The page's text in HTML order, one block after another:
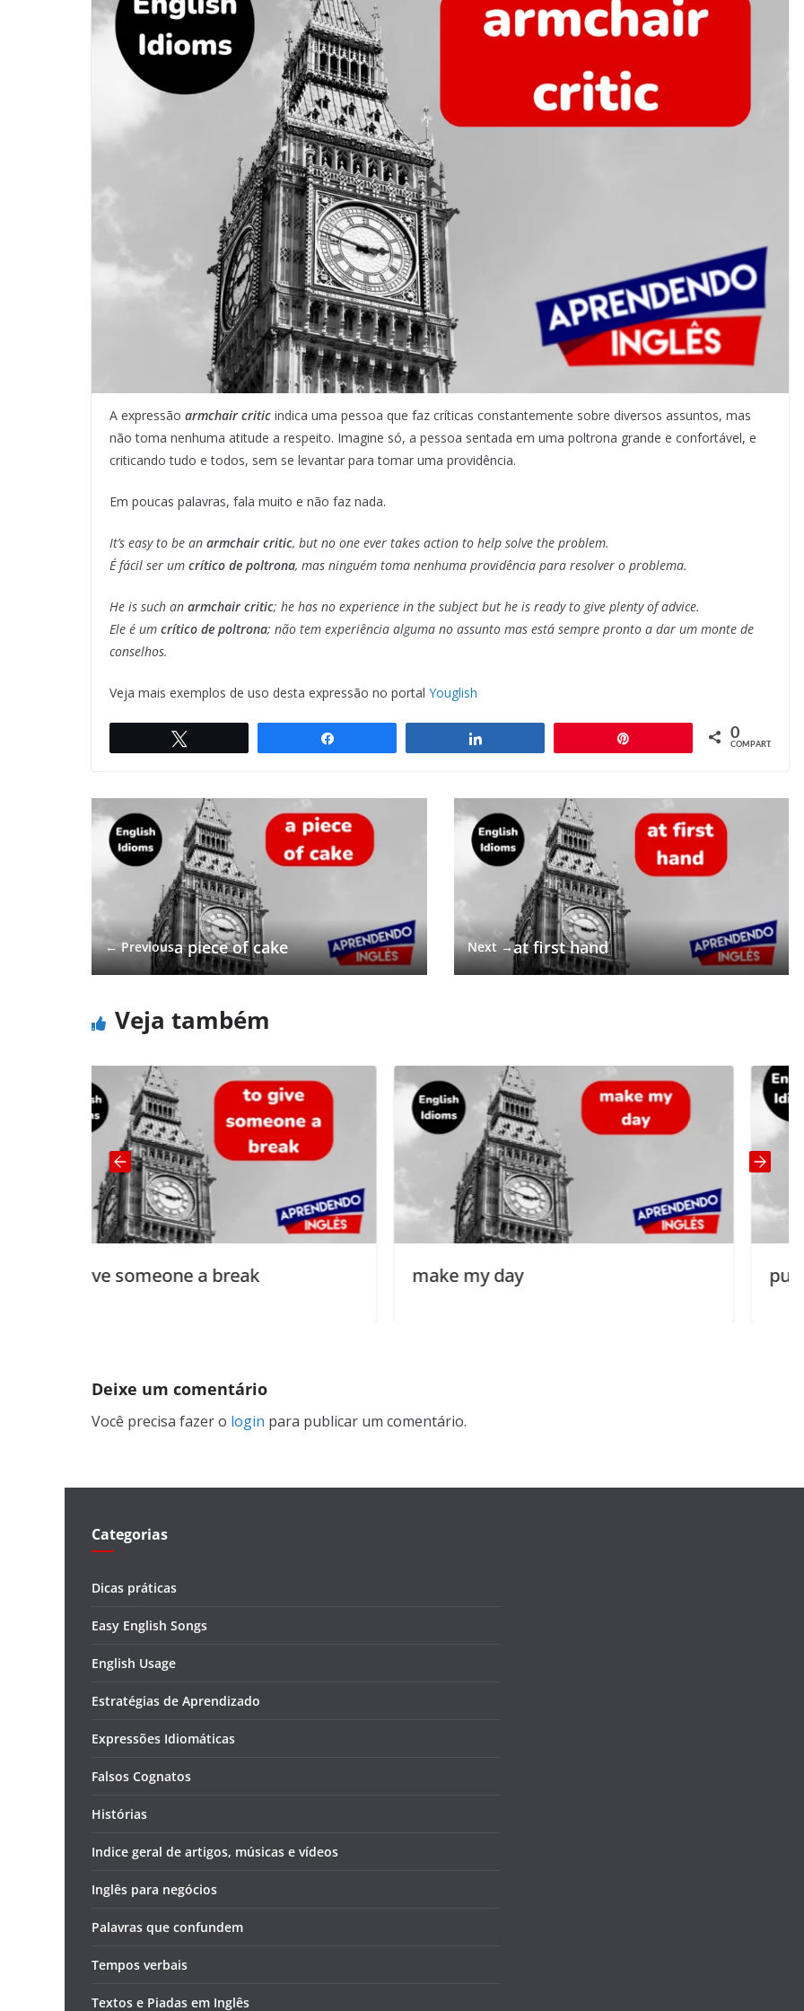
A expressão armchair critic indica uma pessoa que faz críticas constantemente sobre diversos assuntos, mas
não toma nenhuma atitude a respeito. Imagine só, a pessoa sentada em uma poltrona grande e confortável, e
criticando tudo e todos, sem se levantar para tomar uma providência.
Em poucas palavras, fala muito e não faz nada.
It’s easy to be an armchair critic, but no one ever takes action to help solve the problem.
É fácil ser um crítico de poltrona, mas ninguém toma nenhuma providência para resolver o problema.
He is such an armchair critic; he has no experience in the subject but he is ready to give plenty of advice.
Ele é um crítico de poltrona; não tem experiência alguma no assunto mas está sempre pronto a dar um monte de
conselhos.
Veja mais exemplos de uso desta expressão no portal Youglish
0
COMPART.
← Previousa piece of cake Next →at first hand
Veja também
make my day
Deixe um comentário
Você precisa fazer o login para publicar um comentário.
Categorias
Dicas práticas
Easy English Songs
English Usage
Estratégias de Aprendizado
Expressões Idiomáticas
Falsos Cognatos
Histórias
Indice geral de artigos, músicas e vídeos
Inglês para negócios
Palavras que confundem
Tempos verbais
Textos e Piadas em Inglês